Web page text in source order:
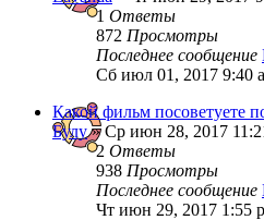
1 Ответы
872 Просмотры
Последнее сообщение
Сб июл 01, 2017 9:40
Какой фильм посоветуете
Булу» Ср июн 28, 2017
2 Ответы
938 Просмотры
Последнее сообщение
Чт июн 29, 2017 1:55